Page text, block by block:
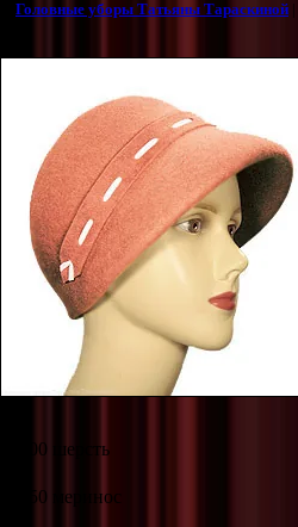
Головные уборы Татьяны Тараскиной |
2 100 шерсть
2 550 меринос